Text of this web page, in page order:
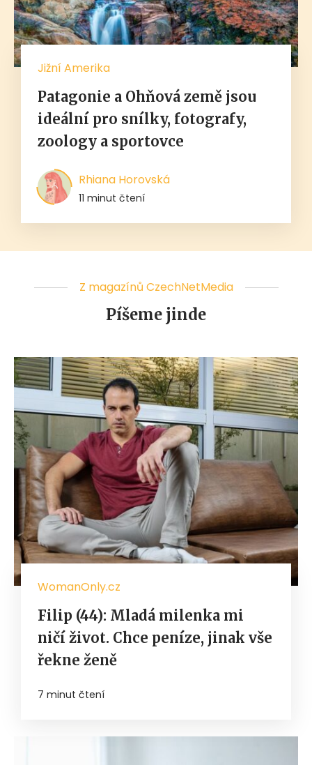
Jižní Amerika
Patagonie a Ohňová země jsou
ideální pro snílky, fotografy,
zoology a sportovce
Rhiana Horovská
11 minut čtení
Z magazínů CzechNetMedia
Píšeme jinde
WomanOnly.cz
Filip (44): Mladá milenka mi
ničí život. Chce peníze, jinak vše
řekne ženě
7 minut čtení